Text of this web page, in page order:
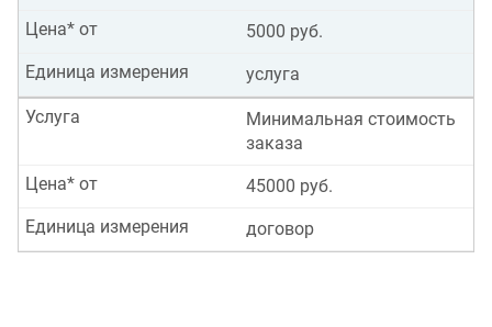
5000 руб.
Цена* от
услуга
Единица измерения
Минимальная стоимость
заказа
Услуга
45000 руб.
Цена* от
договор
Единица измерения